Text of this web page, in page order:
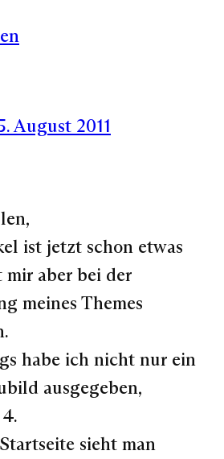
August 2011
ist jetzt schon etwas
mir aber bei der
meines Themes
habe ich nicht nur ein
ausgegeben,
sieht man